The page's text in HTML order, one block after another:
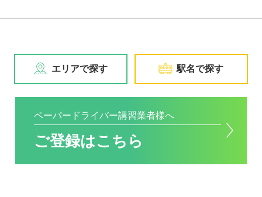
エリアで探す 駅名で探す
ペーパードライバー講習業者様へ
ご登録はこちら